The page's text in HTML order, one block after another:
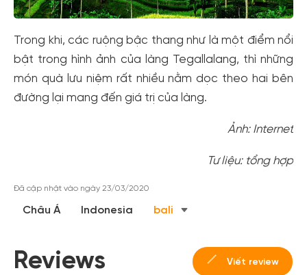
Trong khi, các ruộng bậc thang như là một điểm nổi
bật trong hình ảnh của làng Tegallalang, thì những
món quà lưu niệm rất nhiều nằm dọc theo hai bên
đường lại mang đến giá trị của làng.
Ảnh: Internet
Tư liệu: tổng hợp
Đã cập nhật vào ngày 23/03/2020
Châu Á Indonesia bali
Reviews Viết review